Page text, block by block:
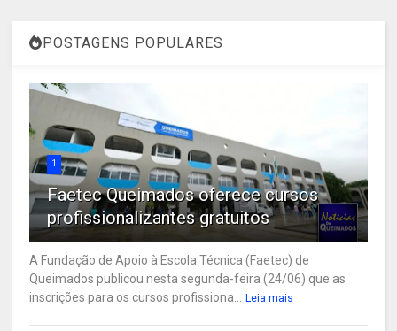
POSTAGENS POPULARES
1
Faetec Queimados oferece cursos
profissionalizantes gratuitos
A Fundação de Apoio à Escola Técnica (Faetec) de
Queimados publicou nesta segunda-feira (24/06) que as
inscrições para os cursos profissiona...
Leia mais